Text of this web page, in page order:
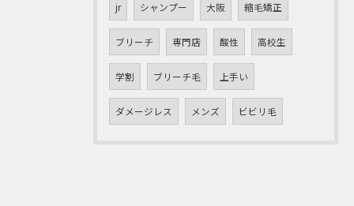
jr シャンプー 大阪 縮毛矯正
ブリーチ 専門店 酸性 高校生
学割 ブリーチ毛 上手い
ダメージレス メンズ ビビリ毛